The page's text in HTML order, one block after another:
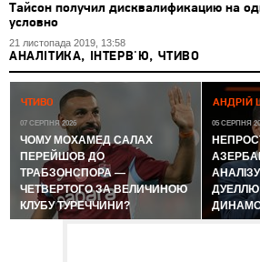
Тайсон получил дисквалификацию на
условно
21 листопада 2019, 13:58
АНАЛІТИКА, ІНТЕРВ'Ю, ЧТИВО
ЧТИВО
07 СЕРПНЯ 2026
ЧОМУ МОХАМЕД САЛАХ
ПЕРЕЙШОВ ДО
ТРАБЗОНСПОРА —
ЧЕТВЕРТОГО ЗА ВЕЛИЧИНОЮ
КЛУБУ ТУРЕЧЧИНИ?
АНДРІЙ
05 СЕРПНЯ
ДУЕЛЛЮ